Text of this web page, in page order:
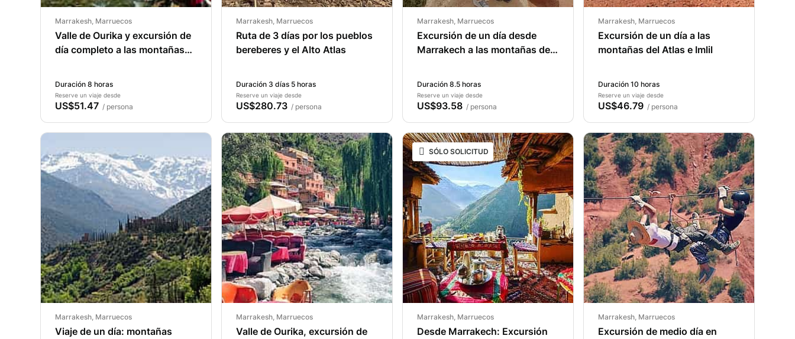
Marrakesh, Marruecos
Valle de Ourika y excursión de
día completo a las montañas
Duración 8 horas
Reserve un viaje desde
US$51.47 / persona
Marrakesh, Marruecos
Ruta de 3 días por los pueblos
bereberes y el Alto Atlas
Duración 3 días 5 horas
Reserve un viaje desde
US$280.73 / persona
Marrakesh, Marruecos
Excursión de un día desde
Marrakech a las montañas del
Duración 8.5 horas
Reserve un viaje desde
US$93.58 / persona
Marrakesh, Marruecos
Excursión de un día a las
montañas del Atlas e Imlil
Duración 10 horas
Reserve un viaje desde
US$46.79 / persona
Marrakesh, Marruecos
Viaje de un día: montañas
Marrakesh, Marruecos
Valle de Ourika, excursión de
SÓLO SOLICITUD
Marrakesh, Marruecos
Desde Marrakech: Excursión
Marrakesh, Marruecos
Excursión de medio día en